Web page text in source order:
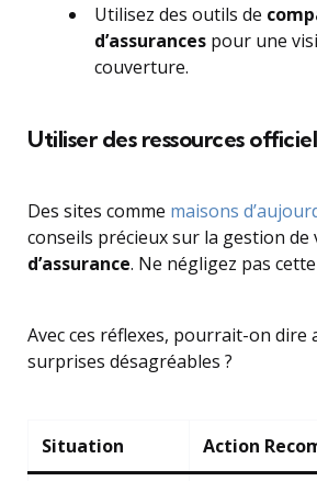
Utilisez des outils de
d’assurances pour une
couverture.
Utiliser des ressources
Des sites comme maisons
conseils précieux sur la gestion de
d’assurance. Ne négligez pas
Avec ces réflexes, pourrait-on dire
surprises désagréables ?
Situation Action